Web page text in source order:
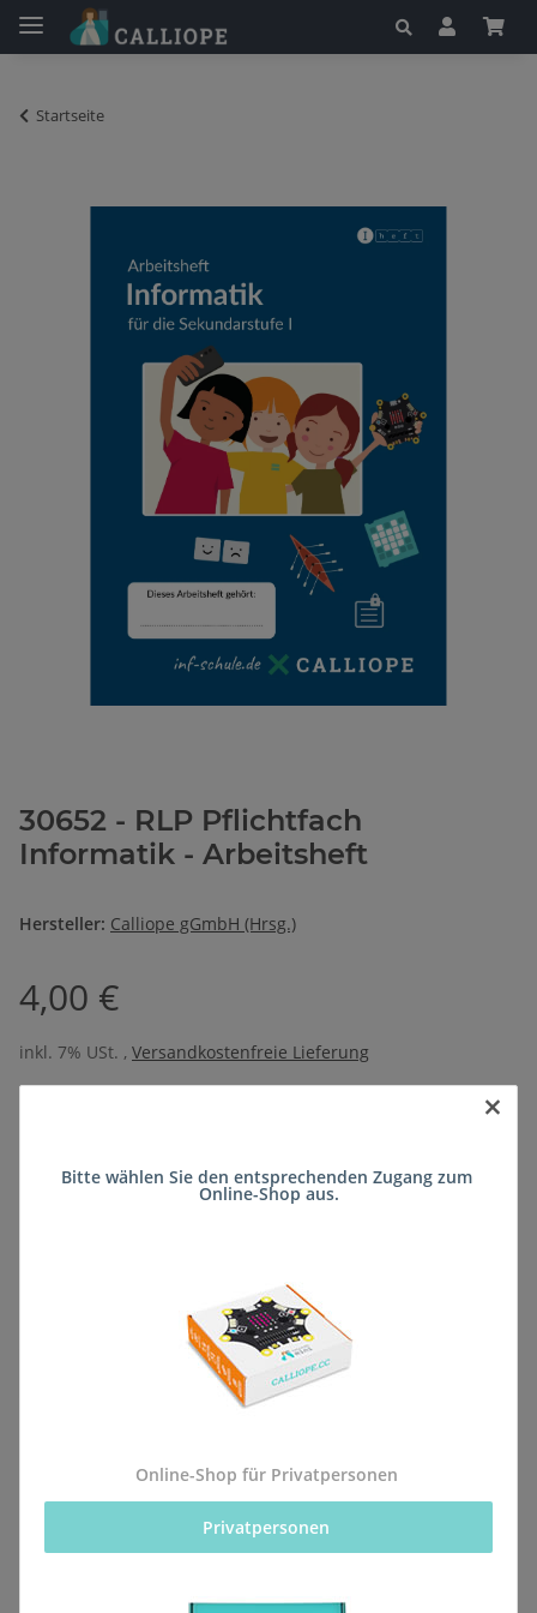
Startseite
30652 - RLP Pflichtfach
Informatik - Arbeitsheft
Hersteller: Calliope gGmbH (Hrsg.)
4,00 €
inkl. 7% USt. , Versandkostenfreie Lieferung
Lieferzeit:ca. 5 Wochen(DE - kein
Beschreibung
Alle Bestellungen für dieses Produkt werden direkt an
die Schule (Wilhelm-Dröscher-Schule FSP Lernen
×
Bitte wählen Sie den entsprechenden Zugang zum
Online-Shop aus.
Online-Shop für Privatpersonen
Privatpersonen